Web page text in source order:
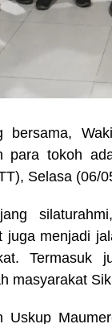
bersama,
para tokoh
Selasa (06/
juga menjadi
Termasuk
masyarakat
Uskup